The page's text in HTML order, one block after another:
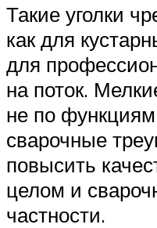
Такие уголки
как для
для
на поток.
не по
сварочные
повысить
целом и
частности.